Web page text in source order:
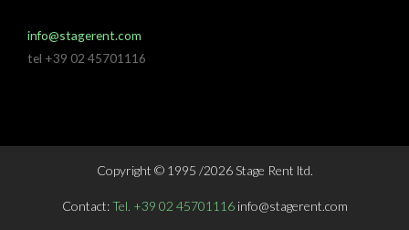
info@stagerent.com
tel +39 02 45701116
Copyright © 1995 /2026 Stage Rent ltd.
Contact:Tel. +39 02 45701116 info@stagerent.com